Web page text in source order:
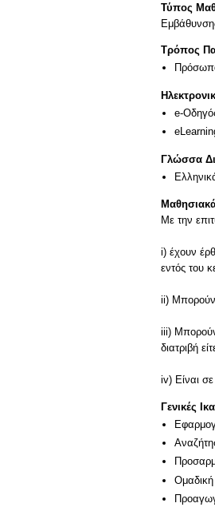
Τύπος
Τρόπος
e-
Γλώσσα
Με την
i) έχουν
εντός του
ii) Μπορούν
iii) Μπορούν
διατριβή
iv) Είναι
Γενικές
Ομαδική